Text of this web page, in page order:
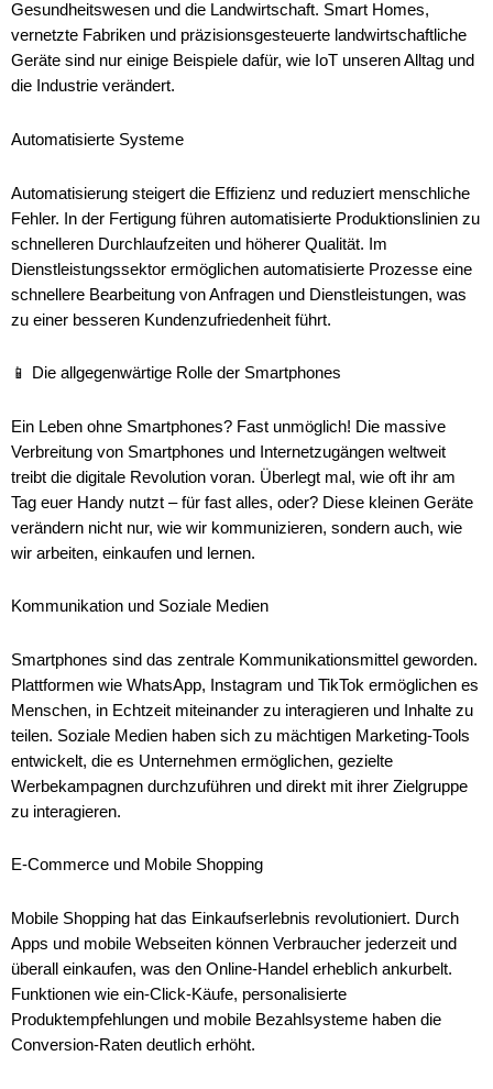
Gesundheitswesen und die Landwirtschaft. Smart Homes,
vernetzte Fabriken und präzisionsgesteuerte landwirtschaftliche
Geräte sind nur einige Beispiele dafür, wie IoT unseren Alltag und
die Industrie verändert.
Automatisierte Systeme
Automatisierung steigert die Effizienz und reduziert menschliche
Fehler. In der Fertigung führen automatisierte Produktionslinien zu
schnelleren Durchlaufzeiten und höherer Qualität. Im
Dienstleistungssektor ermöglichen automatisierte Prozesse eine
schnellere Bearbeitung von Anfragen und Dienstleistungen, was
zu einer besseren Kundenzufriedenheit führt.
📱 Die allgegenwärtige Rolle der Smartphones
Ein Leben ohne Smartphones? Fast unmöglich! Die massive
Verbreitung von Smartphones und Internetzugängen weltweit
treibt die digitale Revolution voran. Überlegt mal, wie oft ihr am
Tag euer Handy nutzt – für fast alles, oder? Diese kleinen Geräte
verändern nicht nur, wie wir kommunizieren, sondern auch, wie
wir arbeiten, einkaufen und lernen.
Kommunikation und Soziale Medien
Smartphones sind das zentrale Kommunikationsmittel geworden.
Plattformen wie WhatsApp, Instagram und TikTok ermöglichen es
Menschen, in Echtzeit miteinander zu interagieren und Inhalte zu
teilen. Soziale Medien haben sich zu mächtigen Marketing-Tools
entwickelt, die es Unternehmen ermöglichen, gezielte
Werbekampagnen durchzuführen und direkt mit ihrer Zielgruppe
zu interagieren.
E-Commerce und Mobile Shopping
Mobile Shopping hat das Einkaufserlebnis revolutioniert. Durch
Apps und mobile Webseiten können Verbraucher jederzeit und
überall einkaufen, was den Online-Handel erheblich ankurbelt.
Funktionen wie ein-Click-Käufe, personalisierte
Produktempfehlungen und mobile Bezahlsysteme haben die
Conversion-Raten deutlich erhöht.